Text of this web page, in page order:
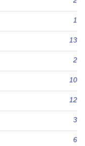
1
13
2
10
12
3
6